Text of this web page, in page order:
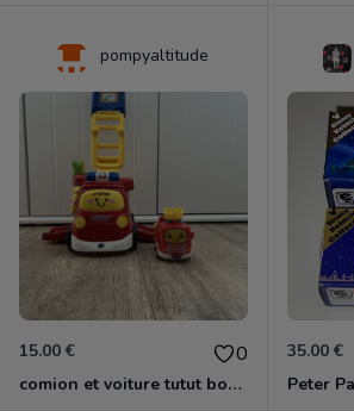
pompyaltitude
15.00 € 0
comion et voiture tutut bolide
35.00 €